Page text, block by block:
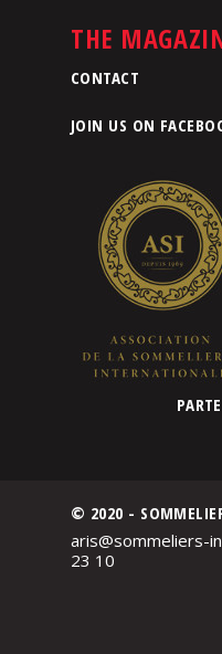
THE
CONTACT
JOIN US ON
© 2020 -
aris@sommeliers-
23 10